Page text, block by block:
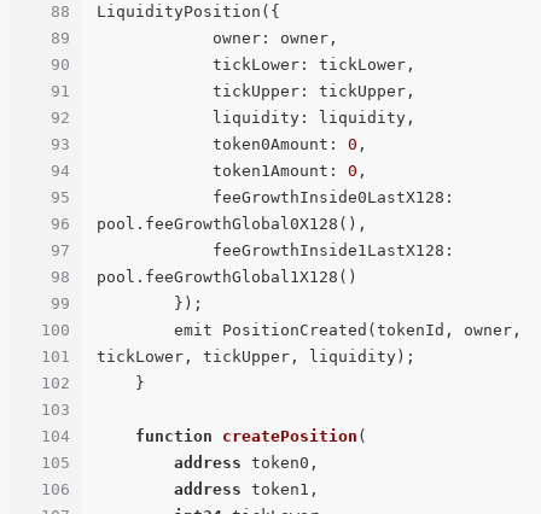
88
89
90
91
92
93
94
95
96
97
98
99
100
101
102
103
104
105
106
LiquidityPosition({
            token0Amount:
0 ,
            token1Amount:
0 ,
pool.feeGrowthGlobal0X128(),
pool.feeGrowthGlobal1X128()
tickLower, tickUpper, liquidity);
function createPosition (
address token0,
address token1,